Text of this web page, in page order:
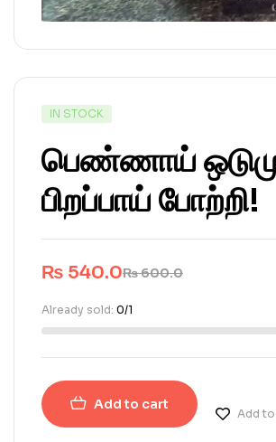
IN STOCK
பெண்ணாய்
பிறப்பாய் போற்றி!
₨600.0
₨ 540.0
Already sold: 0/1
Add to cart
Add